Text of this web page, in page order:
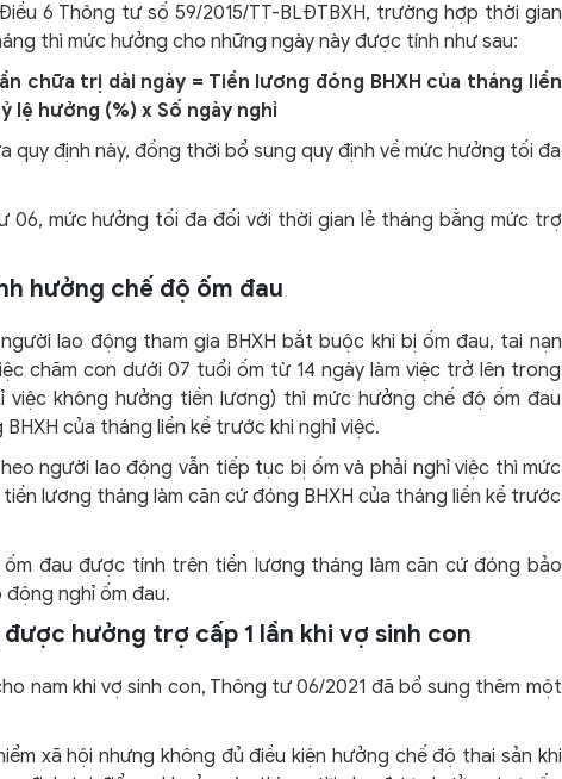
6 Thông tư số 59/2015/TT-BLĐTBXH, trường hợp thời gian
thì mức hưởng cho những ngày này được tính như sau:
chữa trị dài ngày = Tiền lương đóng BHXH của tháng liền
lệ hưởng (%) x Số ngày nghỉ
quy định này, đồng thời bổ sung quy định về mức hưởng tối đa
06, mức hưởng tối đa đối với thời gian lẻ tháng bằng mức trợ
hưởng chế độ ốm đau
lao động tham gia BHXH bắt buộc khi bị ốm đau, tai nạn
chăm con dưới 07 tuổi ốm từ 14 ngày làm việc trở lên trong
không hưởng tiền lương) thì mức hưởng chế độ ốm đau
của tháng liền kề trước khi nghỉ việc.
người lao động vẫn tiếp tục bị ốm và phải nghỉ việc thì mức
lương tháng làm căn cứ đóng BHXH của tháng liền kề trước
ốm đau được tính trên tiền lương tháng làm căn cứ đóng bảo
nghỉ ốm đau.
hưởng trợ cấp 1 lần khi vợ sinh con
nam khi vợ sinh con, Thông tư 06/2021 đã bổ sung thêm một
xã hội nhưng không đủ điều kiện hưởng chế độ thai sản khi